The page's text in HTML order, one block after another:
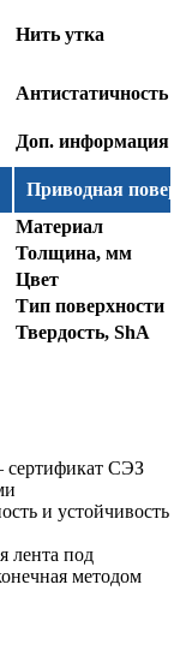
Нить утка
Антистатичность
Доп. информация
Приводная
Материал
Толщина, мм
Цвет
Тип поверхности
Твердость, ShA
СЭЗ
и устойчивость
лента под
методом